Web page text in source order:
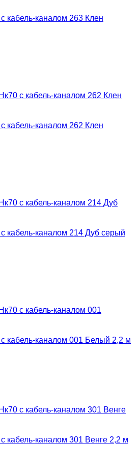
кабель-каналом 263 Клен
кабель-каналом 262 Клен
кабель-каналом 214 Дуб серый
кабель-каналом 001 Белый 2,2 м
кабель-каналом 301 Венге 2,2 м